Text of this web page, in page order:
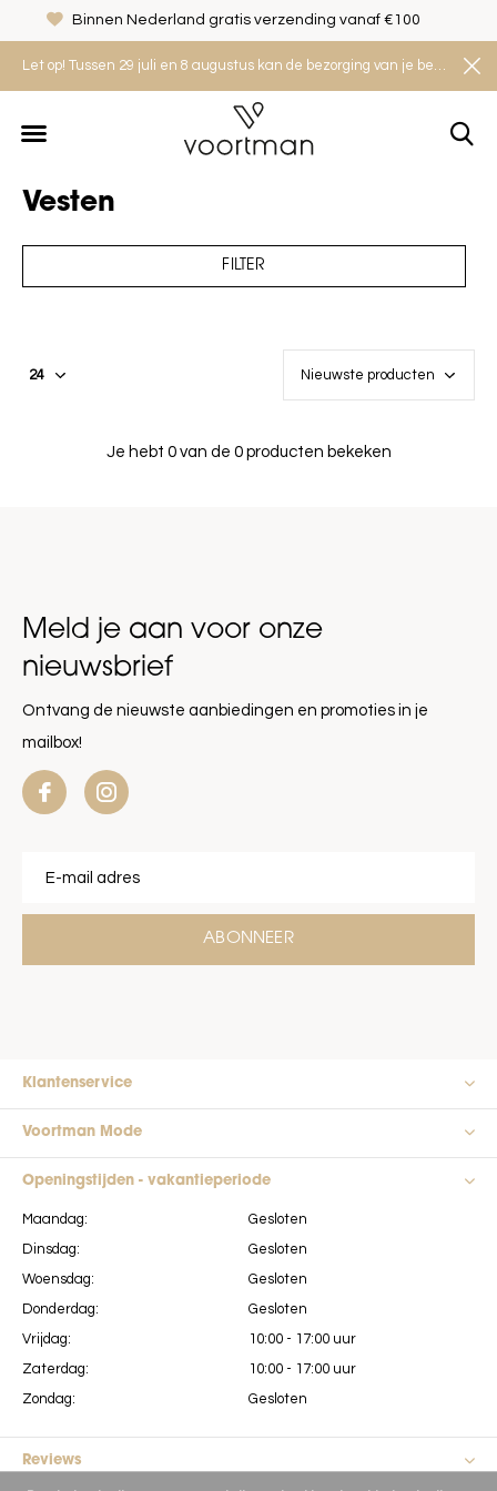
Let op! Tussen 29 juli en 8 augustus kan de bezorging van je bestelling iets langer duren. Houd rekening met een levertijd van 2 tot 4 werkdagen.
Binnen Nederland gratis verzending vanaf €100
Vesten
FILTER
Je hebt 0 van de 0 producten bekeken
Meld je aan voor onze
nieuwsbrief
Ontvang de nieuwste aanbiedingen en promoties in je
mailbox!
ABONNEER
Klantenservice
Voortman Mode
Openingstijden - vakantieperiode
Maandag:
Dinsdag:
Woensdag:
Donderdag:
Vrijdag:
Zaterdag:
Zondag:
Gesloten
Gesloten
Gesloten
Gesloten
10:00 - 17:00 uur
10:00 - 17:00 uur
Gesloten
Reviews